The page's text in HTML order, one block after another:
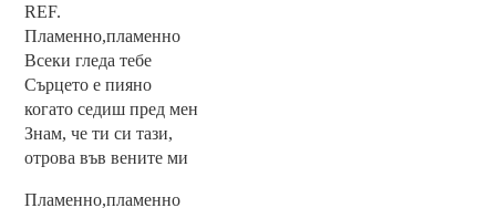
REF.
Пламенно,пламенно
Всеки гледа тебе
Сърцето е пияно
когато седиш пред мен
Знам, че ти си тази,
отрова във вените ми
Пламенно,пламенно